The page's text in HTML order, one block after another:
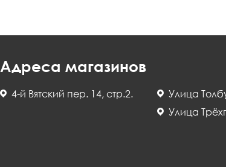
Адреса магазинов
4-й Вятский пер. 14, стр.2.
Улица
Улица